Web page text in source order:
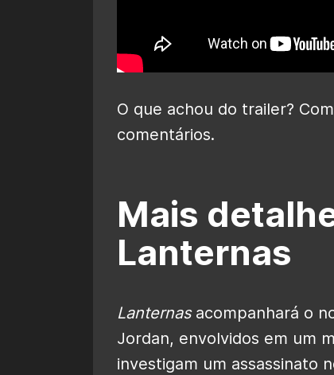
O que achou do trailer?
comentários.
Mais
Lanternas
Lanternas acompanhará o
Jordan, envolvidos em um
investigam um assassinato